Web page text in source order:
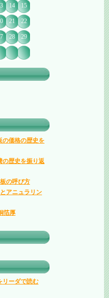
14 15
21 22
28 29
の価格の歴史を
の歴史を振り返
の呼び方
アニュラリン
箔厚
リーダで読む